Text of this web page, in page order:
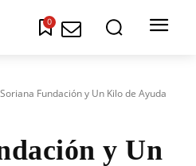
0
Soriana Fundación y Un Kilo de Ayuda
y Un